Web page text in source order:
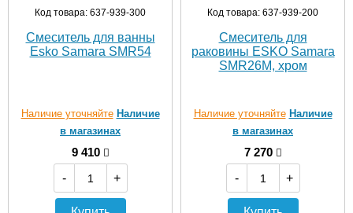
Код товара: 637-939-300
Смеситель для ванны
Esko Samara SMR54
Наличие уточняйте Наличие
в магазинах
9 410
-
+
Код товара: 637-939-200
Смеситель для
раковины ESKO Samara
SMR26M, хром
Наличие уточняйте Наличие
в магазинах
7 270
-
+